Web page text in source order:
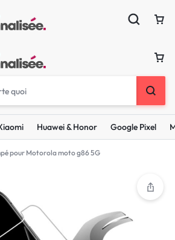
Huawei & Honor Google Pixel
pour Motorola moto g86 5G